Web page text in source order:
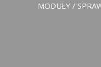
MODUŁY /